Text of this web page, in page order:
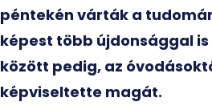
péntekén várták a
képest több újdonsággal is
között pedig, az
képviseltette magát.